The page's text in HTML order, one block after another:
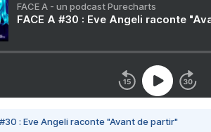
FACE A - un podcast Purecharts
FACE A #30 : Eve Angeli raconte
#30 : Eve Angeli raconte "Avant de partir"